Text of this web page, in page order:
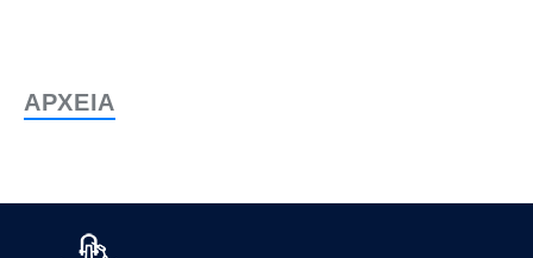
ΑΡΧΕΙΑ